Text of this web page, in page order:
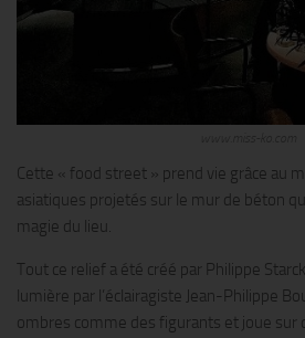
Cette « food street » prend vie grâce au
asiatiques projetés sur le mur de béton
magie du lieu.
Tout ce relief a été créé par Philippe
lumière par l’éclairagiste Jean-Philippe
ombres comme des figurants et joue sur